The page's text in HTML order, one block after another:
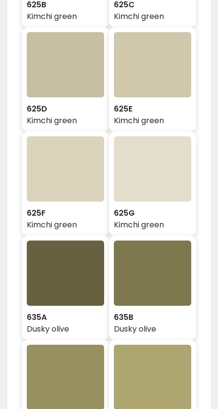
625B
Kimchi green
625C
Kimchi green
625D
Kimchi green
625E
Kimchi green
625F
Kimchi green
625G
Kimchi green
635A
Dusky olive
635B
Dusky olive